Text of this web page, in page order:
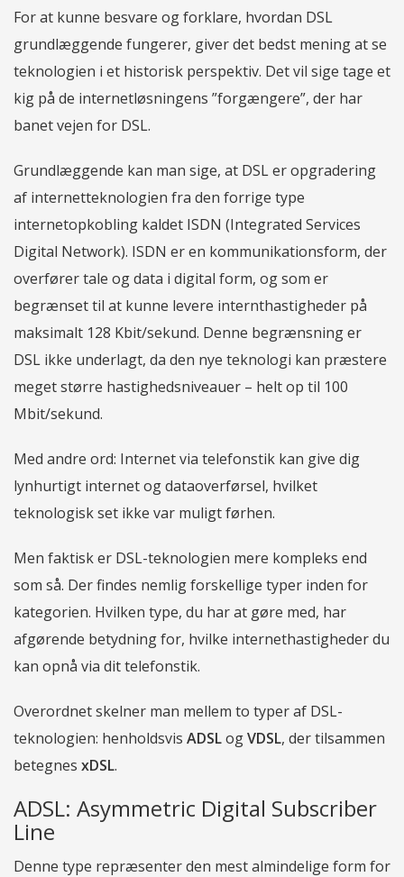
For at kunne besvare og forklare, hvordan DSL
grundlæggende fungerer, giver det bedst mening at se
teknologien i et historisk perspektiv. Det vil sige tage et
kig på de internetløsningens ”forgængere”, der har
banet vejen for DSL.
Grundlæggende kan man sige, at DSL er opgradering
af internetteknologien fra den forrige type
internetopkobling kaldet ISDN (Integrated Services
Digital Network). ISDN er en kommunikationsform, der
overfører tale og data i digital form, og som er
begrænset til at kunne levere internthastigheder på
maksimalt 128 Kbit/sekund. Denne begrænsning er
DSL ikke underlagt, da den nye teknologi kan præstere
meget større hastighedsniveauer – helt op til 100
Mbit/sekund.
Med andre ord: Internet via telefonstik kan give dig
lynhurtigt internet og dataoverførsel, hvilket
teknologisk set ikke var muligt førhen.
Men faktisk er DSL-teknologien mere kompleks end
som så. Der findes nemlig forskellige typer inden for
kategorien. Hvilken type, du har at gøre med, har
afgørende betydning for, hvilke internethastigheder du
kan opnå via dit telefonstik.
Overordnet skelner man mellem to typer af DSL-
teknologien: henholdsvis ADSLogVDSL, der tilsammen
betegnes xDSL.
ADSL: Asymmetric Digital Subscriber
Line
Denne type repræsenter den mest almindelige form for